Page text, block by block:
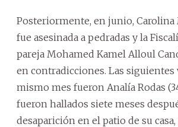
Posteriormente, en junio, Carolina
fue asesinada a pedradas y la
pareja Mohamed Kamel Alloul
en contradicciones. Las siguientes
mismo mes fueron Analía Rodas
fueron hallados siete meses
desaparición en el patio de su